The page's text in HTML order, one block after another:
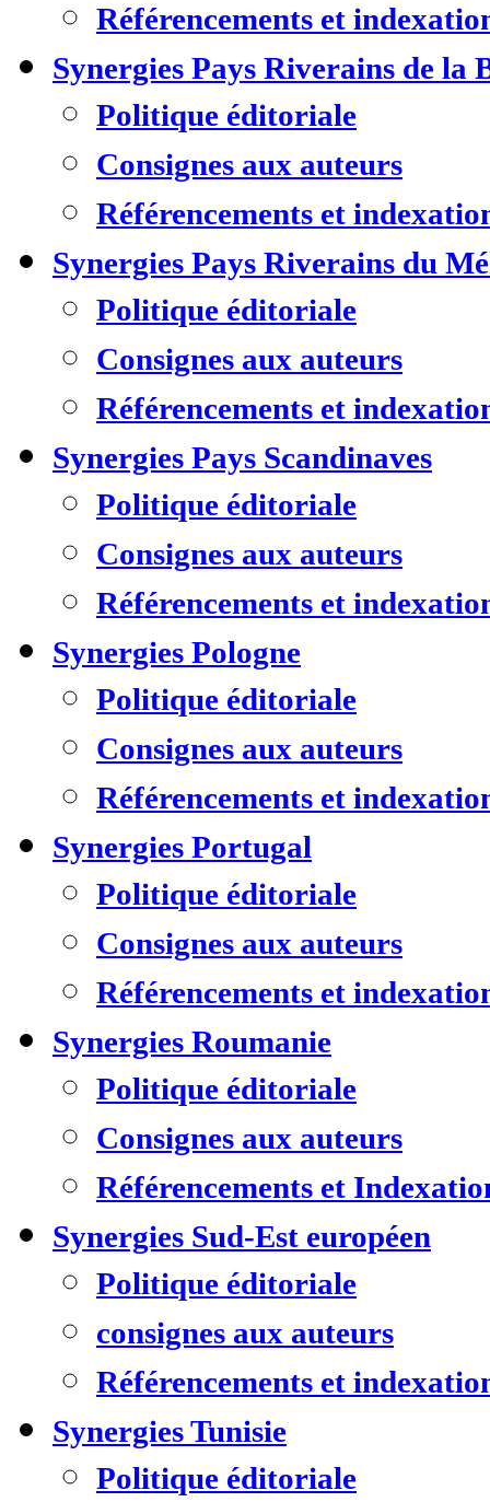
Référencements et
Synergies Pays Riverains de la
Politique éditoriale
Consignes aux auteurs
Référencements et
Synergies Pays Riverains du
Politique éditoriale
Consignes aux auteurs
Référencements et
Synergies Pays Scandinaves
Politique éditoriale
Consignes aux auteurs
Référencements et
Synergies Pologne
Politique éditoriale
Consignes aux auteurs
Référencements et
Synergies Portugal
Politique éditoriale
Consignes aux auteurs
Référencements et
Synergies Roumanie
Politique éditoriale
Consignes aux auteurs
Référencements et
Synergies Sud-Est européen
Politique éditoriale
consignes aux auteurs
Référencements et
Synergies Tunisie
Politique éditoriale